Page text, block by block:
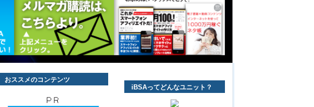
おススメのコンテンツ
iBSAってどんなユニット？